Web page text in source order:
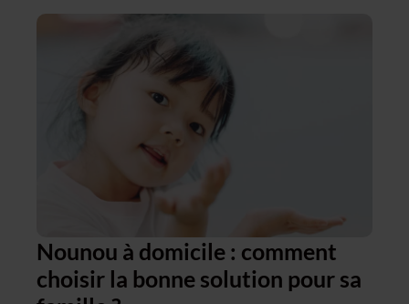
Nounou à domicile : comment
choisir la bonne solution pour sa